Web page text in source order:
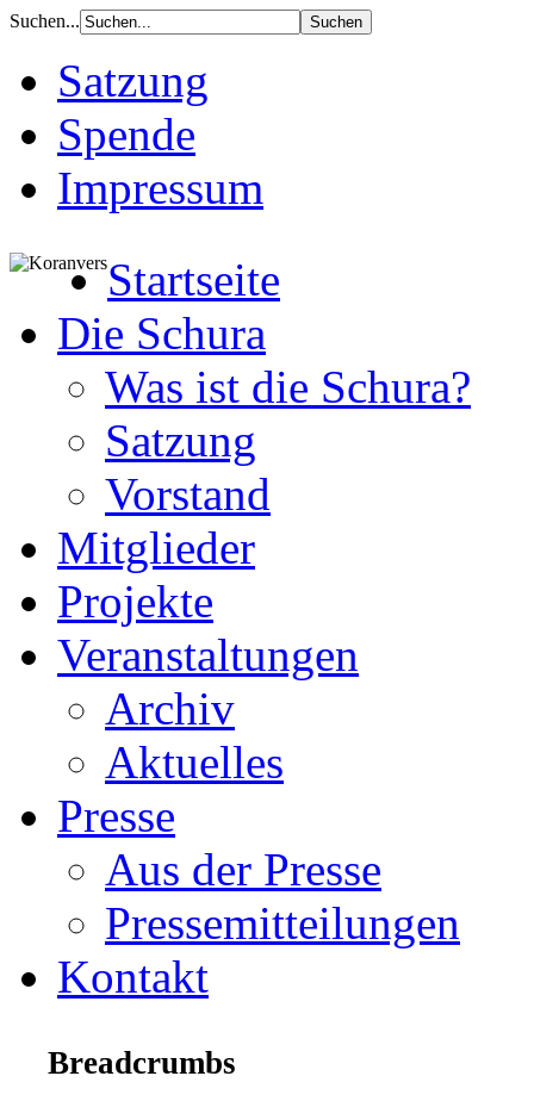
Suchen...
Satzung
Spende
Impressum
Startseite
Die Schura
Was ist die Schura?
Satzung
Vorstand
Mitglieder
Projekte
Veranstaltungen
Archiv
Aktuelles
Presse
Aus der Presse
Pressemitteilungen
Kontakt
Breadcrumbs